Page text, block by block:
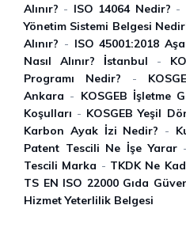
Alınır? - ISO 14064 Nedir? -
Yönetim Sistemi Belgesi
Alınır? - ISO 45001:2018
Nasıl Alınır? İ̇stanbul -
Programı Nedir? -
Ankara - KOSGEB İşletme
Koşulları - KOSGEB Yeşil
Karbon Ayak İzi Nedir? -
Patent Tescili Ne İşe Yarar
Tescili Marka - TKDK Ne
TS EN ISO 22000 Gıda
Hizmet Yeterlilik Belgesi